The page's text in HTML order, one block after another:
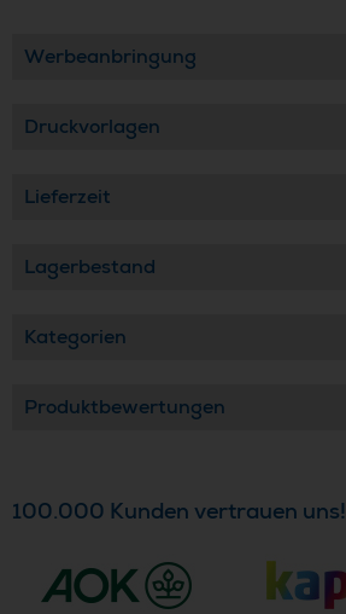
Werbeanbringung
Druckvorlagen
Lieferzeit
Lagerbestand
Kategorien
Produktbewertungen
100.000 Kunden vertrauen uns!